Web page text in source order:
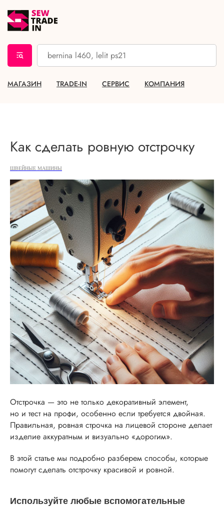
МАГАЗИН TRADE-IN СЕРВИС КОМПАНИЯ
Как сделать ровную отстрочку
ШВЕЙНЫЕ МАШИНЫ
Отстрочка — это не только декоративный элемент,
но и тест на профи, особенно если требуется двойная.
Правильная, ровная строчка на лицевой стороне делает
изделие аккуратным и визуально «дорогим».
В этой статье мы подробно разберем способы, которые
помогут сделать отстрочку красивой и ровной.
Используйте любые вспомогательные